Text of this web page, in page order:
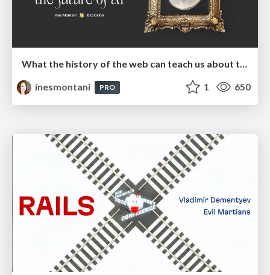
What the history of the web can teach us about the future of AI
inesmontani
PRO 1 650